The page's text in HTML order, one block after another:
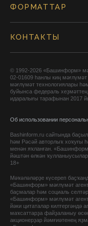
ФОРМАТТАР
КОНТАКТЫ
© 1992-2026 «Башинформ»
02-01609 һанлы киң
мәғлүмәт технологиялары
буйынса федераль
идаралығы тарафынан 2017
Об использовании
Bashinform.ru сайтында
һәм Рәсәй авторлыҡ хоҡуғы
менән яҡланған.
йәштән өлкән
18+
Мәҡәләләрҙе күсереп
«Башинформ» мәғлүмәт
баҫмалар һәм социаль
«Башинформ» мәғлүмәт
йәки цитаталар килтергәндә
маҡсаттарҙа файҙаланыу
акционерҙар йәмғиәтенең